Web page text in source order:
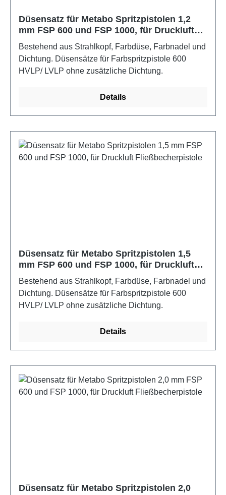
Düsensatz für Metabo Spritzpistolen 1,2
mm FSP 600 und FSP 1000, für Druckluft
Fließbecherpistole
Bestehend aus Strahlkopf, Farbdüse, Farbnadel und
Dichtung. Düsensätze für Farbspritzpistole 600
HVLP/ LVLP ohne zusätzliche Dichtung.
Details
Düsensatz für Metabo Spritzpistolen 1,5
mm FSP 600 und FSP 1000, für Druckluft
Fließbecherpistole
Bestehend aus Strahlkopf, Farbdüse, Farbnadel und
Dichtung. Düsensätze für Farbspritzpistole 600
HVLP/ LVLP ohne zusätzliche Dichtung.
Details
Düsensatz für Metabo Spritzpistolen 2,0